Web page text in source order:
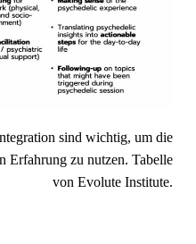
sind wichtig, um die
Erfahrung zu nutzen. Tabelle
von Evolute Institute.